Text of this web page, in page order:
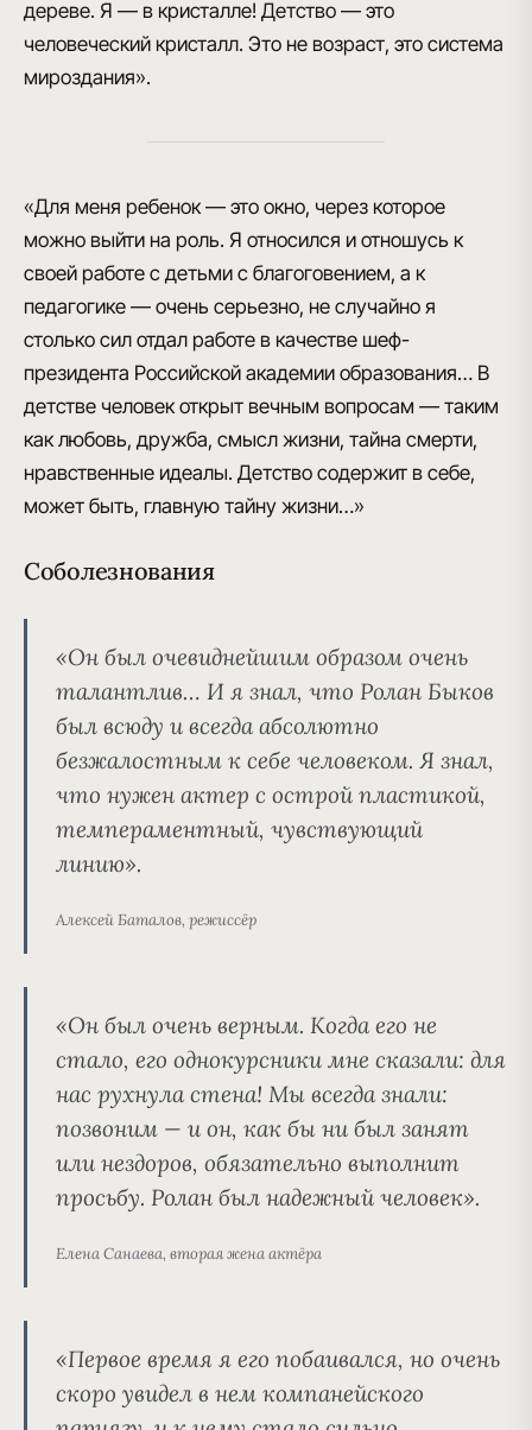
дереве. Я — в кристалле! Детство — это
человеческий кристалл. Это не возраст, это система
мироздания».
«Для меня ребенок — это окно, через которое
можно выйти на роль. Я относился и отношусь к
своей работе с детьми с благоговением, а к
педагогике — очень серьезно, не случайно я
столько сил отдал работе в качестве шеф-
президента Российской академии образования… В
детстве человек открыт вечным вопросам — таким
как любовь, дружба, смысл жизни, тайна смерти,
нравственные идеалы. Детство содержит в себе,
может быть, главную тайну жизни…»
Соболезнования
«Он был очевиднейшим образом очень
талантлив… И я знал, что Ролан Быков
был всюду и всегда абсолютно
безжалостным к себе человеком. Я знал,
что нужен актер с острой пластикой,
темпераментный, чувствующий
линию».
Алексей Баталов, режиссёр
«Он был очень верным. Когда его не
стало, его однокурсники мне сказали: для
нас рухнула стена! Мы всегда знали:
позвоним — и он, как бы ни был занят
или нездоров, обязательно выполнит
просьбу. Ролан был надежный человек».
Елена Санаева, вторая жена актёра
«Первое время я его побаивался, но очень
скоро увидел в нем компанейского